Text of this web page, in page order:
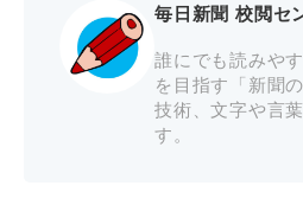
毎日新聞 校閲セ
誰にでも読みや
を目指す「新聞
技術、文字や言
す。